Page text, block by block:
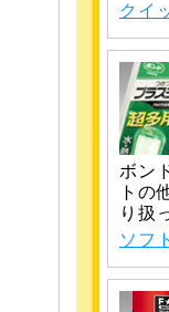
クイ
ボン
トの
り扱
ソフ